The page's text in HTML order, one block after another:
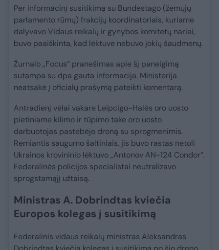
Per informacinį susitikimą su Bundestago (žemųjų
parlamento rūmų) frakcijų koordinatoriais, kuriame
dalyvavo Vidaus reikalų ir gynybos komitetų nariai,
buvo paaiškinta, kad lėktuve nebuvo jokių šaudmenų.
Žurnalo „Focus“ pranešimas apie šį paneigimą
sutampa su dpa gauta informacija. Ministerija
neatsakė į oficialų prašymą pateikti komentarą.
Antradienį vėlai vakare Leipcigo-Halės oro uosto
pietiniame kilimo ir tūpimo take oro uosto
darbuotojas pastebėjo droną su sprogmenimis.
Remiantis saugumo šaltiniais, jis buvo rastas netoli
Ukrainos krovininio lėktuvo „Antonov AN-124 Condor“.
Federalinės policijos specialistai neutralizavo
sprogstamąjį užtaisą.
Ministras A. Dobrindtas kviečia
Europos kolegas į susitikimą
Federalinis vidaus reikalų ministras Aleksandras